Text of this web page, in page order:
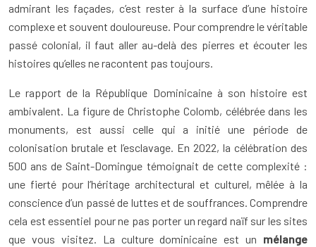
admirant les façades, c’est rester à la surface d’une histoire
complexe et souvent douloureuse. Pour comprendre le véritable
passé colonial, il faut aller au-delà des pierres et écouter les
histoires qu’elles ne racontent pas toujours.
Le rapport de la République Dominicaine à son histoire est
ambivalent. La figure de Christophe Colomb, célébrée dans les
monuments, est aussi celle qui a initié une période de
colonisation brutale et l’esclavage. En 2022, la célébration des
500 ans de Saint-Domingue témoignait de cette complexité :
une fierté pour l’héritage architectural et culturel, mêlée à la
conscience d’un passé de luttes et de souffrances. Comprendre
cela est essentiel pour ne pas porter un regard naïf sur les sites
que vous visitez. La culture dominicaine est un mélange